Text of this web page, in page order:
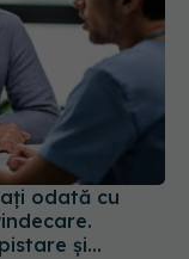
odată cu
şi